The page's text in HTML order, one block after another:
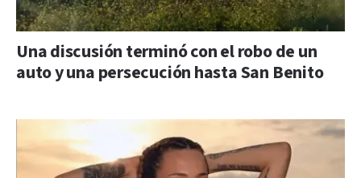
Una discusión terminó con el robo de un
auto y una persecución hasta San Benito